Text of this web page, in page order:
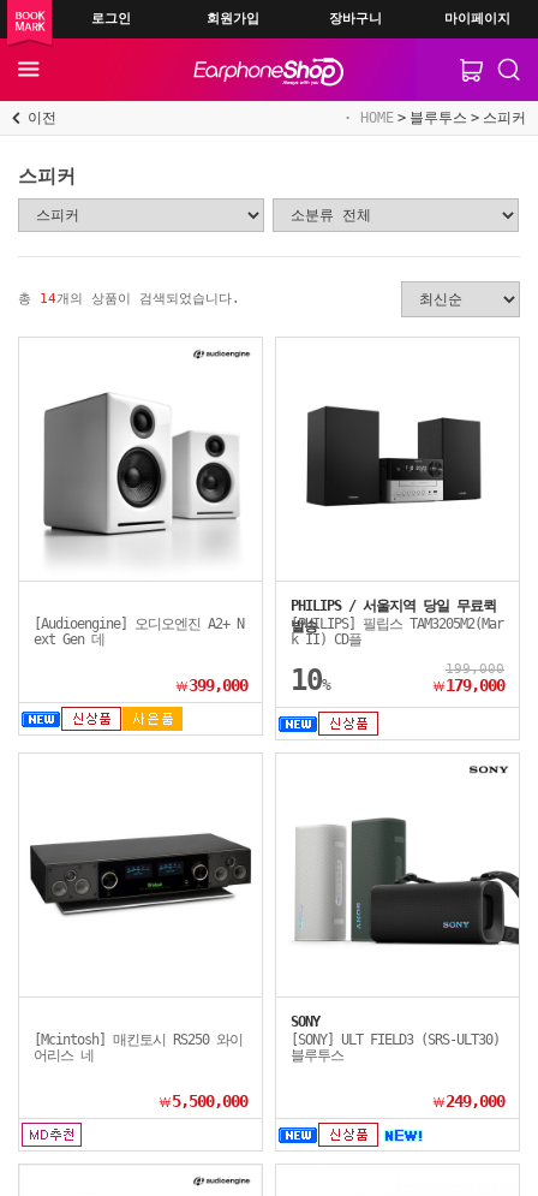
로그인 회원가입 장바구니 마이페이지
이전 HOME 블루투스 스피커
스피커
총 14개의 상품이 검색되었습니다.
[Audioengine] 오디오엔진 A2+ N
ext Gen 데
￦399,000
PHILIPS / 서울지역 당일 무료퀵
발송
[PHILIPS] 필립스 TAM3205M2(Mar
k II) CD플
10%
199,000
￦179,000
[Mcintosh] 매킨토시 RS250 와이
어리스 네
￦5,500,000
SONY
[SONY] ULT FIELD3 (SRS-ULT30)
블루투스
￦249,000